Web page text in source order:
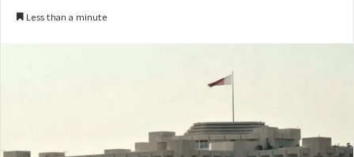
Less than a minute